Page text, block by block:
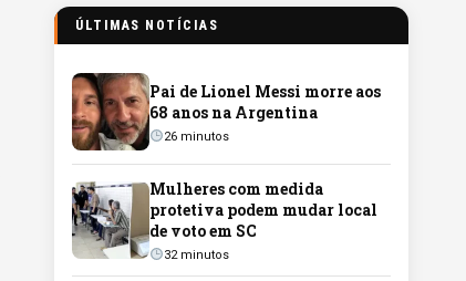
ÚLTIMAS NOTÍCIAS
Pai de Lionel Messi morre aos
68 anos na Argentina
26 minutos
Mulheres com medida
protetiva podem mudar local
de voto em SC
32 minutos